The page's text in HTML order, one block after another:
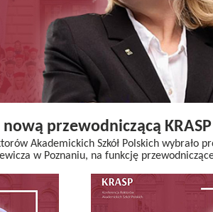
przewodniczącą KRASP
Akademickich Szkół Polskich wybrało
w Poznaniu, na funkcję